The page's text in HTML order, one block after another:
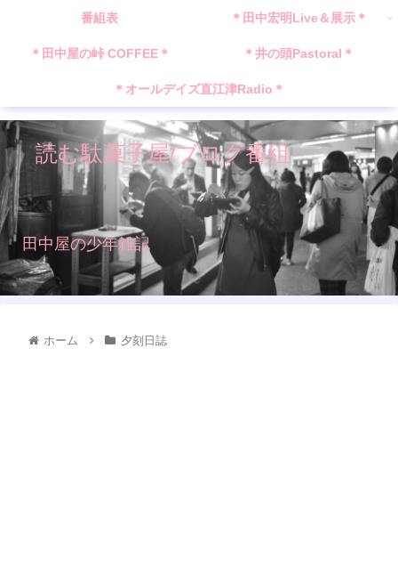
読む駄菓子屋/ブログ番組
田中屋の少年雑記
番組表 ＊田中宏明Live＆展示＊
＊田中屋の峠 COFFEE＊ ＊井の頭Pastoral＊
＊オールデイズ直江津Radio＊
ホーム 夕刻日誌